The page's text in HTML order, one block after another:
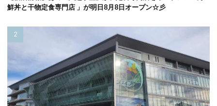
鮮丼と干物定食専門店 」が明日8月8日オープン☆彡